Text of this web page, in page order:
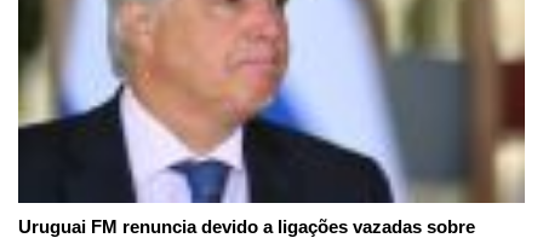
Uruguai FM renuncia devido a ligações vazadas sobre